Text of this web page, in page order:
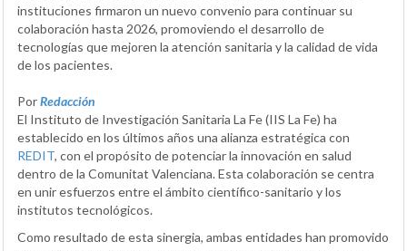
instituciones firmaron un nuevo convenio para continuar su
colaboración hasta 2026, promoviendo el desarrollo de
tecnologías que mejoren la atención sanitaria y la calidad de vida
de los pacientes.
PorRedacción
El Instituto de Investigación Sanitaria La Fe (IIS La Fe) ha
establecido en los últimos años una alianza estratégica con
REDIT, con el propósito de potenciar la innovación en salud
dentro de la Comunitat Valenciana. Esta colaboración se centra
en unir esfuerzos entre el ámbito científico-sanitario y los
institutos tecnológicos.
Como resultado de esta sinergia, ambas entidades han promovido